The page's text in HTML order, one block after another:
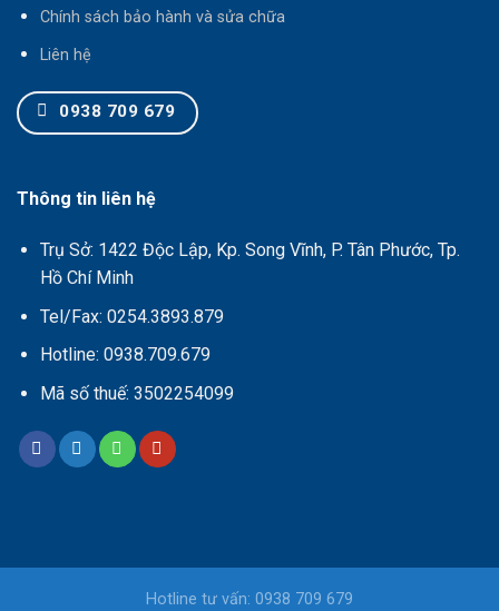
Chính sách bảo hành và sửa chữa
Liên hệ
0938 709 679
Thông tin liên hệ
Trụ Sở: 1422 Độc Lập, Kp. Song Vĩnh, P. Tân Phước, Tp.
Hồ Chí Minh
Tel/Fax: 0254.3893.879
Hotline: 0938.709.679
Mã số thuế: 3502254099
Hotline tư vấn: 0938 709 679